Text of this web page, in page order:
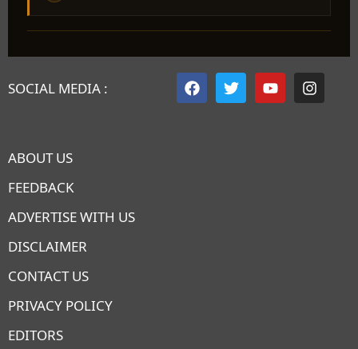
SOCIAL MEDIA :
ABOUT US
FEEDBACK
ADVERTISE WITH US
DISCLAIMER
CONTACT US
PRIVACY POLICY
EDITORS